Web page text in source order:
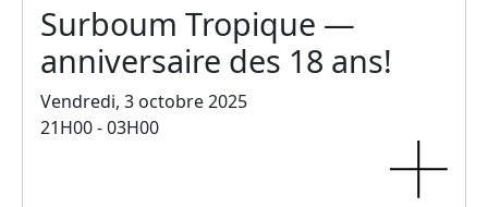
Surboum Tropique —
anniversaire des 18 ans!
Vendredi, 3 octobre 2025
21H00 - 03H00